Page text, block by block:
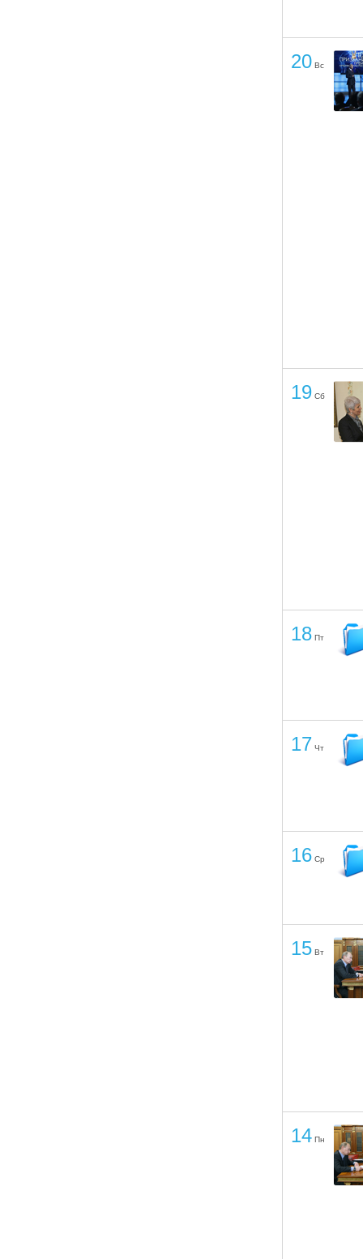
20 Вс
19 Сб
18 Пт
17 Чт
16 Ср
15 Вт
14 Пн